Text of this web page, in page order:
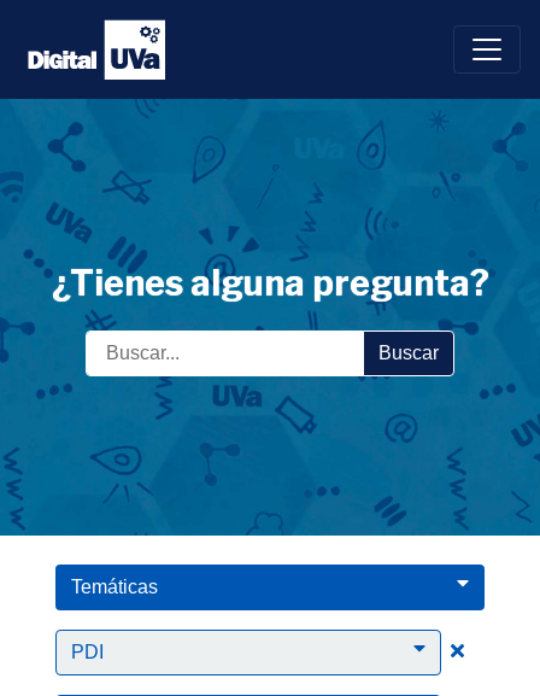
Saltar
contenido
¿Tienes alguna pregunta?
Buscar
Temáticas
PDI Clic